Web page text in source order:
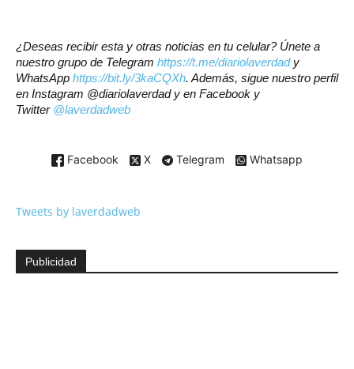
¿Deseas recibir esta y otras noticias en tu celular? Únete a
nuestro grupo de Telegram https://t.me/diariolaverdady
WhatsApp https://bit.ly/3kaCQXh. Además, sigue nuestro perfil
en Instagram @diariolaverdady en Facebook y
Twitter @laverdadweb
Facebook X Telegram Whatsapp
Tweets by laverdadweb
Publicidad